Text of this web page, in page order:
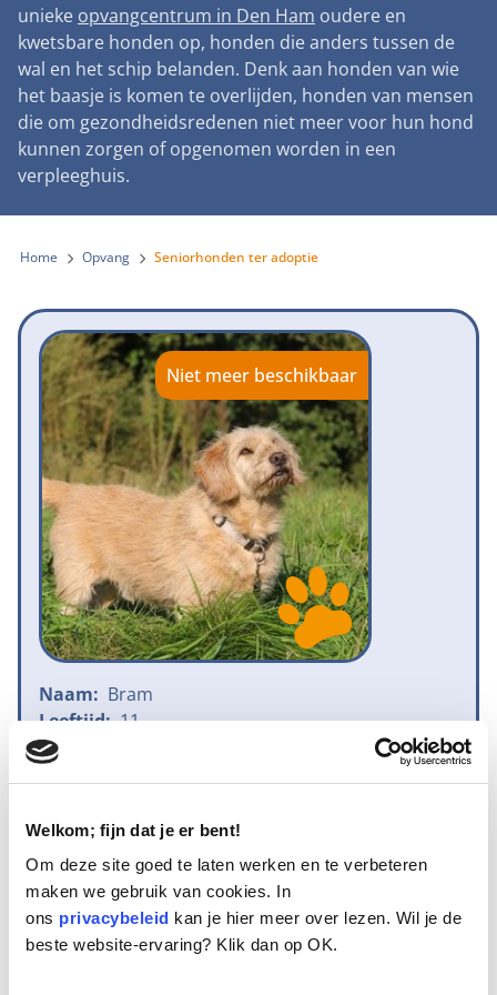
Welkom; fijn dat je er bent!
Om deze site goed te laten werken en te verbeteren
maken we gebruik van cookies. In
ons privacybeleid kan je hier meer over lezen. Wil je de
beste website-ervaring? Klik dan op OK.
Landelijke registratie bijtincidenten
Verantwoord fokbeleid
Landelijk vuurwerkverbod
Verplichte pre-aanschaf cursus
Gemeentelijk meldpunt bijtincidenten
Bescherming tegen grasaren
Lezingen
Symposium Gemeentelijk Dierenbeleid
Teken onze petitie
Steun als bedrijf
Adopteer een seniorhond
Sponsor een seniorhond
Steun als vrijwilliger
Honden voor Honden Loop
Vraag een donatiebox aan
Wat wij doen
Onze organisatie
Samenwerking
Jaarverslag
Vacatures
Donateursmagazine Hond
Onze successen voor honden
Contactgegevens
Pers
Nieuws
Nieuwsbrief
Incassodata
Zoeken
unieke opvangcentrum in Den Ham oudere en
kwetsbare honden op, honden die anders tussen de
wal en het schip belanden. Denk aan honden van wie
het baasje is komen te overlijden, honden van mensen
die om gezondheidsredenen niet meer voor hun hond
kunnen zorgen of opgenomen worden in een
verpleeghuis.
Home Opvang Seniorhonden ter adoptie
Niet meer beschikbaar
Naam: Bram
Leeftijd: 11
Ras/type:
Kruising Basset Fauve de Bretagne
Hoeveel dagen te gast geweest:
Bram is een 11 jaar oude Basset Fauve de Bretagne
kruising, een gecastreerde reu die zijn levenlang bij